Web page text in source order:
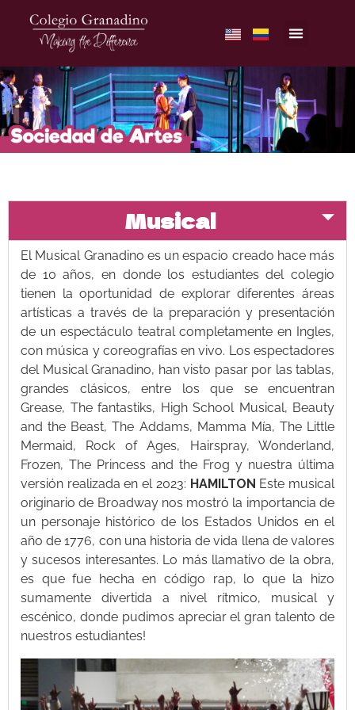
Musical
El Musical Granadino es un espacio creado hace más
de 10 años, en donde los estudiantes del colegio
tienen la oportunidad de explorar diferentes áreas
artísticas a través de la preparación y presentación
de un espectáculo teatral completamente en Ingles,
con música y coreografías en vivo. Los espectadores
del Musical Granadino, han visto pasar por las tablas,
grandes clásicos, entre los que se encuentran
Grease, The fantastiks, High School Musical, Beauty
and the Beast, The Addams, Mamma Mía, The Little
Mermaid, Rock of Ages, Hairspray, Wonderland,
Frozen, The Princess and the Frog y nuestra última
versión realizada en el 2023: HAMILTON Este musical
originario de Broadway nos mostró la importancia de
un personaje histórico de los Estados Unidos en el
año de 1776, con una historia de vida llena de valores
y sucesos interesantes. Lo más llamativo de la obra,
es que fue hecha en código rap, lo que la hizo
sumamente divertida a nivel rítmico, musical y
escénico, donde pudimos apreciar el gran talento de
nuestros estudiantes!